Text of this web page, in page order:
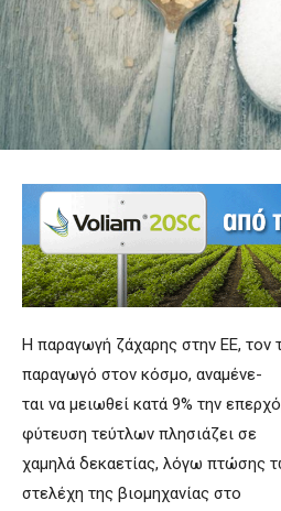
Η παραγωγή ζάχαρης στην ΕΕ, τον
παραγωγό στον κόσμο, αναμένε-
ται να μειωθεί κατά 9% την
φύτευση τεύτλων πλησιάζει σε
χαμηλά δεκαετίας, λόγω πτώσης
στελέχη της βιομηχανίας στο